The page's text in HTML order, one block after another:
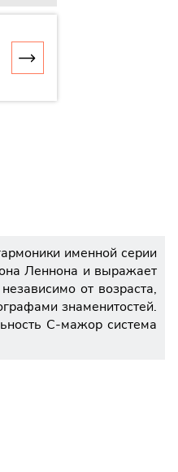
именной серии
Леннона и выражает
от возраста,
знаменитостей.
C-мажор система